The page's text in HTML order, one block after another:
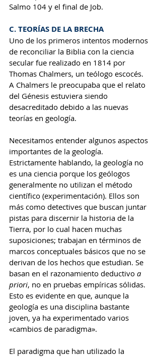
Salmo 104 y el final de Job.
C. TEORÍAS DE LA BRECHA
Uno de los primeros intentos modernos
de reconciliar la Biblia con la ciencia
secular fue realizado en 1814 por
Thomas Chalmers, un teólogo escocés.
A Chalmers le preocupaba que el relato
del Génesis estuviera siendo
desacreditado debido a las nuevas
teorías en geología.
Necesitamos entender algunos aspectos
importantes de la geología.
Estrictamente hablando, la geología no
es una ciencia porque los geólogos
generalmente no utilizan el método
científico (experimentación). Ellos son
más como detectives que buscan juntar
pistas para discernir la historia de la
Tierra, por lo cual hacen muchas
suposiciones; trabajan en términos de
marcos conceptuales básicos que no se
derivan de los hechos que estudian. Se
basan en el razonamiento deductivo a
priori, no en pruebas empíricas sólidas.
Esto es evidente en que, aunque la
geología es una disciplina bastante
joven, ya ha experimentado varios
«cambios de paradigma».
El paradigma que han utilizado la